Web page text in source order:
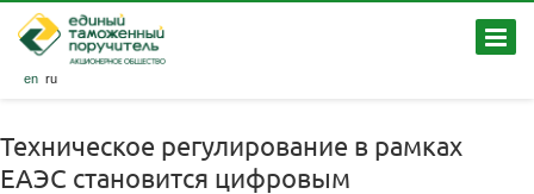
en ru
Техническое регулирование в рамках
ЕАЭС становится цифровым